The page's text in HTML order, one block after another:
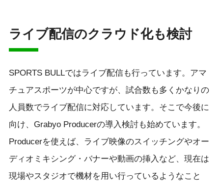
ライブ配信のクラウド化も検討
SPORTS BULLではライブ配信も行っています。アマ
チュアスポーツが中心ですが、試合数も多くかなりの
人員数でライブ配信に対応しています。そこで今後に
向け、Grabyo Producerの導入検討も始めています。
Producerを使えば、ライブ映像のスイッチングやオー
ディオミキシング・バナーや動画の挿入など、現在は
現場やスタジオで機材を用い行っているようなこと